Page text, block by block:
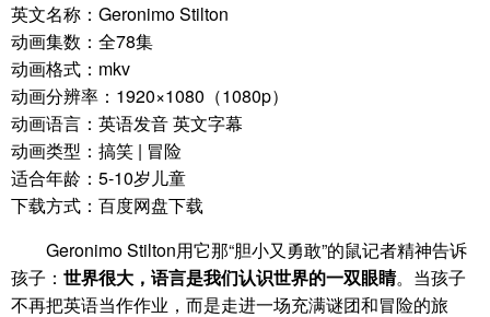
英文名称：Geronimo Stilton
动画集数：全78集
动画格式：mkv
动画分辨率：1920×1080（1080p）
动画语言：英语发音 英文字幕
动画类型：搞笑 | 冒险
适合年龄：5-10岁儿童
下载方式：百度网盘下载
Geronimo Stilton用它那“胆小又勇敢”的鼠记者精神告诉
孩子： 世界很大，语言是我们认识世界的一双眼睛。当孩子
不再把英语当作作业，而是走进一场充满谜团和冒险的旅